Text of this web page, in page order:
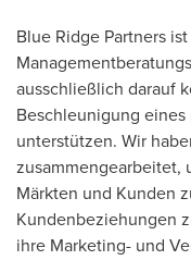
Blue Ridge Partners
ausschließlich darauf
Beschleunigung
unterstützen. Wir
zusammengearbeitet,
Märkten und Kunden
Kundenbeziehungen
ihre Marketing- und